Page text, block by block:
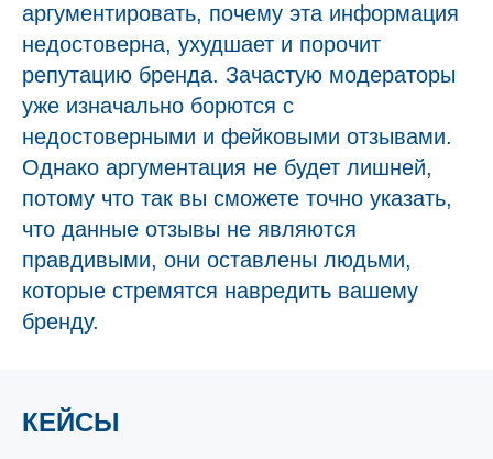
аргументировать, почему эта информация
недостоверна, ухудшает и порочит
репутацию бренда. Зачастую модераторы
уже изначально борются с
недостоверными и фейковыми отзывами.
Однако аргументация не будет лишней,
потому что так вы сможете точно указать,
что данные отзывы не являются
правдивыми, они оставлены людьми,
которые стремятся навредить вашему
бренду.
КЕЙСЫ